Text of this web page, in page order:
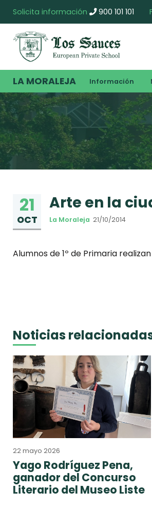
Solicita información 900 101 101
LA MORALEJA Información
21
OCT
Arte en la
La Moraleja 21/10/2014
Alumnos de 1º de Primaria
Noticias
22 mayo 2026
Yago Rodríguez Pena,
ganador del Concurso
Literario del Museo Liste